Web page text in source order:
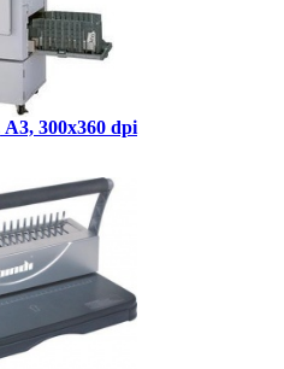
А3, 300х360 dpi